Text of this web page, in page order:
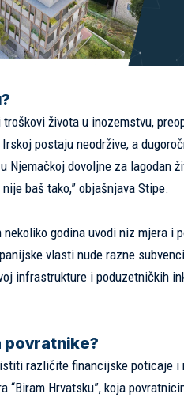
života u inozemstvu,
postaju neodržive, a
Njemačkoj dovoljne za lagodan
baš tako,” objašnjava Stipe.
godina uvodi niz mjera
vlasti nude razne
infrastrukture i poduzetničkih
povratnike?
različite financijske poticaje
“Biram Hrvatsku”, koja